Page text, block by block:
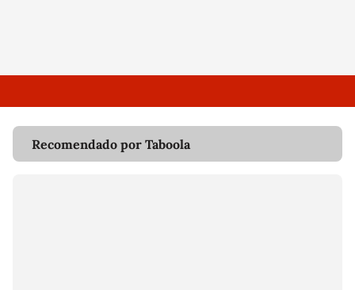
Recomendado por Taboola